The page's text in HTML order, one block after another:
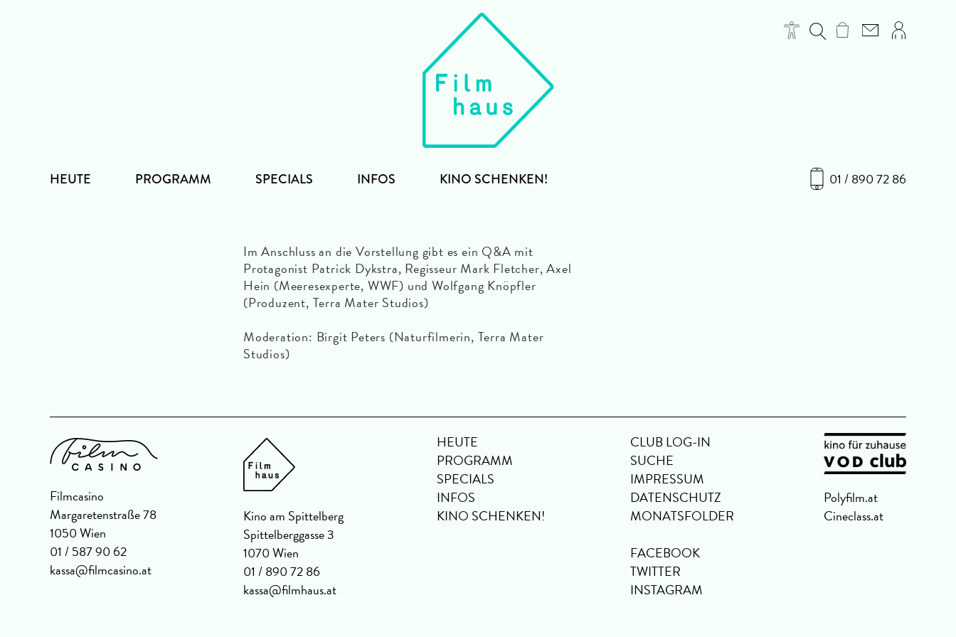
01 / 890 72 86
HEUTE PROGRAMM SPECIALS INFOS KINO SCHENKEN!
Im Anschluss an die Vorstellung gibt es ein Q&A mit
Protagonist Patrick Dykstra, Regisseur Mark Fletcher, Axel
Hein (Meeresexperte, WWF) und Wolfgang Knöpfler
(Produzent, Terra Mater Studios)
Moderation: Birgit Peters (Naturfilmerin, Terra Mater
Studios)
Filmcasino
Margaretenstraße 78
1050 Wien
01 / 587 90 62
kassa@filmcasino.at
Kino am Spittelberg
Spittelberggasse 3
1070 Wien
01 / 890 72 86
kassa@filmhaus.at
HEUTE
PROGRAMM
SPECIALS
INFOS
KINO SCHENKEN!
CLUB LOG-IN
SUCHE
IMPRESSUM
DATENSCHUTZ
MONATSFOLDER
FACEBOOK
TWITTER
INSTAGRAM
Polyfilm.at
Cineclass.at